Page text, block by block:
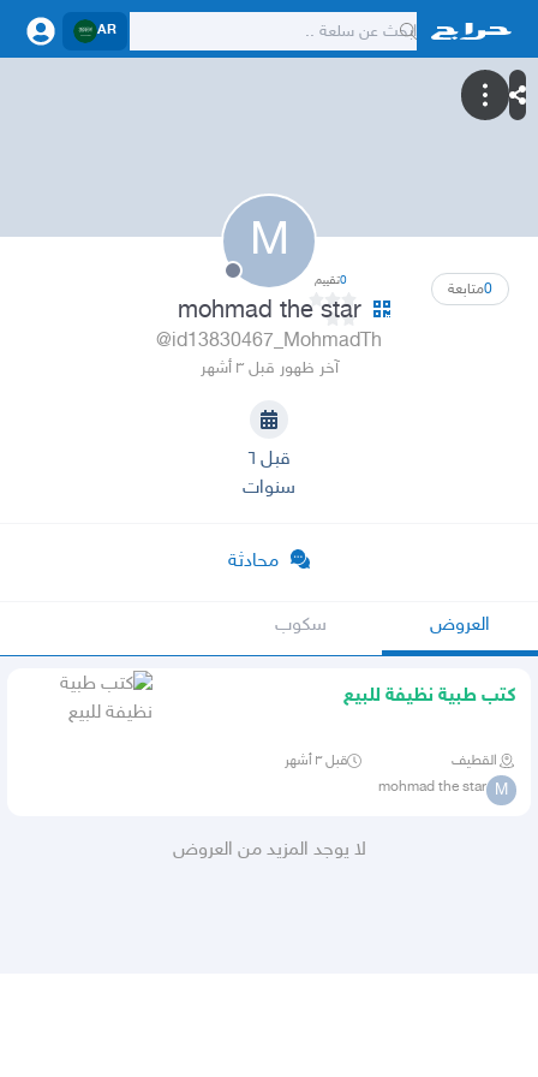
AR
M
0متابعة 0تقييم
mohmad the star
@id13830467_MohmadTh
آخر ظهور قبل ٣ أشهر
قبل ٦
سنوات
محادثة
العروض سكوب
كتب طبية نظيفة للبيع
القطيف قبل ٣ أشهر
M
mohmad the star
لا يوجد المزيد من العروض